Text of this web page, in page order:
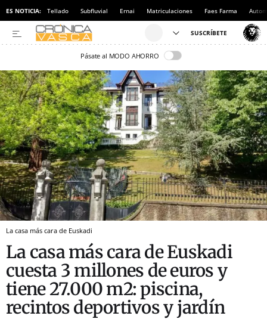
ES NOTICIA: Tellado Subfluvial Ernai Matriculaciones Faes Farma
Pásate al MODO AHORRO
La casa más cara de Euskadi
La casa más cara de Euskadi
cuesta 3 millones de euros y
tiene 27.000 m2: piscina,
recintos deportivos y jardín